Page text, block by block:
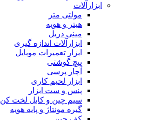
ابزارآلات
مولتی متر
هیتر و هویه
مینی دریل
ابزارآلات اندازه گیری
ابزار تعمیرات موبایل
پیچ گوشتی
آچار پرسی
ابزار لحیم کاری
پنس و ست ابزار
سیم چین و کابل لخت کن
گیره مونتاژ و پایه هویه